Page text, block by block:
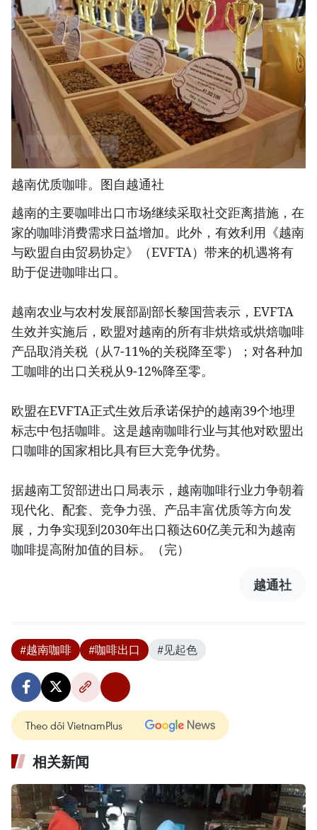
越南优质咖啡。图自越通社
越南的主要咖啡出口市场继续采取社交距离措施，在
家的咖啡消费需求日益增加。此外，有效利用《越南
与欧盟自由贸易协定》（EVFTA）带来的机遇将有
助于促进咖啡出口。
越南农业与农村发展部副部长黎国营表示，EVFTA
生效并实施后，欧盟对越南的所有非烘焙或烘焙咖啡
产品取消关税（从7-11%的关税降至零）；对各种加
工咖啡的出口关税从9-12%降至零。
欧盟在EVFTA正式生效后承诺保护的越南39个地理
标志中包括咖啡。这是越南咖啡行业与其他对欧盟出
口咖啡的国家相比具有巨大竞争优势。
据越南工贸部进出口局表示，越南咖啡行业力争朝着
现代化、配套、竞争力强、产品丰富优质等方向发
展，力争实现到2030年出口额达60亿美元和为越南
咖啡提高附加值的目标。（完）
越通社
#越南咖啡 #咖啡出口 #见起色
Theo dõi VietnamPlus
相关新闻